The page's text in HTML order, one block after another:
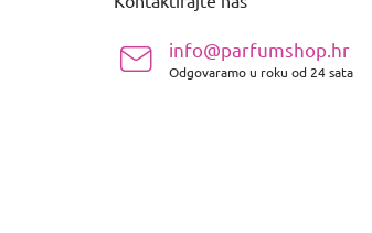
info@parfumshop.hr
Odgovaramo u roku od 24 sata